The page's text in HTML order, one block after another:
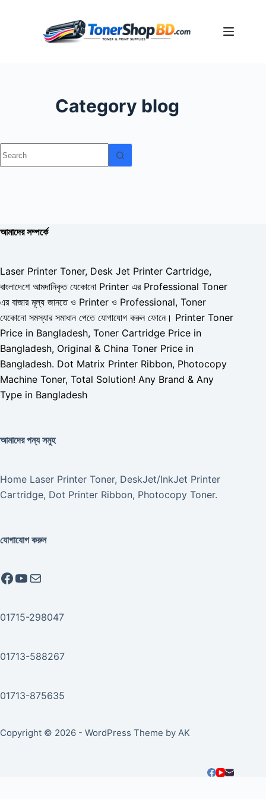
Category blog
No
results
আমাদের সম্পর্কে
Laser Printer Toner, Desk Jet Printer Cartridge,
বাংলাদেশে আমদানিকৃত যেকোনো Printer এর Professional Toner
এর বাজার মূল্য জানতে ও Printer ও Professional, Toner
যেকোনো সমস্যার সমাধান পেতে যোগাযোগ করুন ফোনে। Printer Toner
Price in Bangladesh, Toner Cartridge Price in
Bangladesh, Original & China Toner Price in
Bangladesh. Dot Matrix Printer Ribbon, Photocopy
Machine Toner, Total Solution! Any Brand & Any
Type in Bangladesh
আমাদের পন্য সমুহ
Home Laser Printer Toner, DeskJet/InkJet Printer
Cartridge, Dot Printer Ribbon, Photocopy Toner.
যোগাযোগ করুন
Facebook
YouTube
Mail
01715-298047
01713-588267
01713-875635
Copyright © 2026 - WordPress Theme by AK